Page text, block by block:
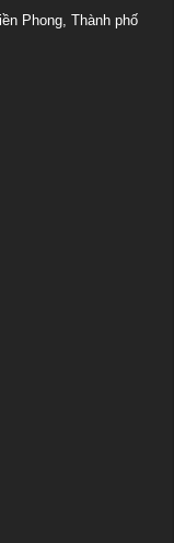
Phong, Thành phố